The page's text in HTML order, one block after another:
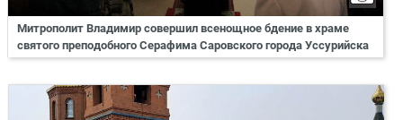
Митрополит Владимир совершил всенощное бдение в храме
святого преподобного Серафима Саровского города Уссурийска